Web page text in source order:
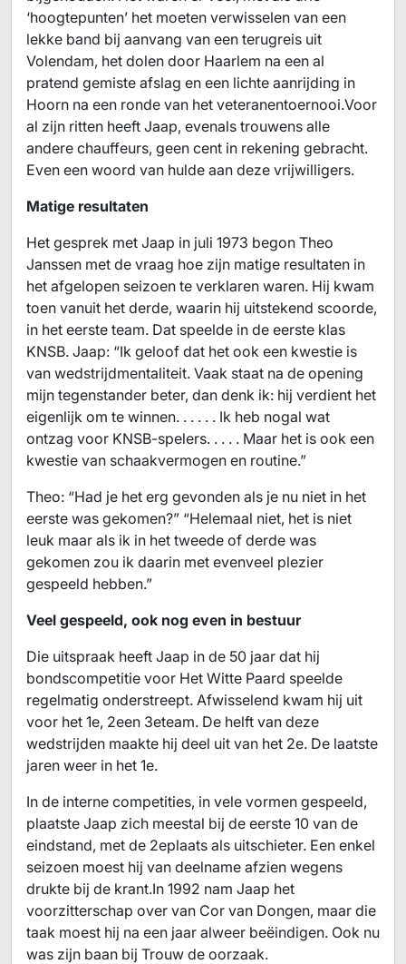
‘hoogtepunten’ het moeten verwisselen van een
lekke band bij aanvang van een terugreis uit
Volendam, het dolen door Haarlem na een al
pratend gemiste afslag en een lichte aanrijding in
Hoorn na een ronde van het veteranentoernooi.Voor
al zijn ritten heeft Jaap, evenals trouwens alle
andere chauffeurs, geen cent in rekening gebracht.
Even een woord van hulde aan deze vrijwilligers.
Matige resultaten
Het gesprek met Jaap in juli 1973 begon Theo
Janssen met de vraag hoe zijn matige resultaten in
het afgelopen seizoen te verklaren waren. Hij kwam
toen vanuit het derde, waarin hij uitstekend scoorde,
in het eerste team. Dat speelde in de eerste klas
KNSB. Jaap: “Ik geloof dat het ook een kwestie is
van wedstrijdmentaliteit. Vaak staat na de opening
mijn tegenstander beter, dan denk ik: hij verdient het
eigenlijk om te winnen. . . . . . Ik heb nogal wat
ontzag voor KNSB-spelers. . . . . Maar het is ook een
kwestie van schaakvermogen en routine.”
Theo: “Had je het erg gevonden als je nu niet in het
eerste was gekomen?” “Helemaal niet, het is niet
leuk maar als ik in het tweede of derde was
gekomen zou ik daarin met evenveel plezier
gespeeld hebben.”
Veel gespeeld, ook nog even in bestuur
Die uitspraak heeft Jaap in de 50 jaar dat hij
bondscompetitie voor Het Witte Paard speelde
regelmatig onderstreept. Afwisselend kwam hij uit
voor het 1e, 2een 3eteam. De helft van deze
wedstrijden maakte hij deel uit van het 2e. De laatste
jaren weer in het 1e.
In de interne competities, in vele vormen gespeeld,
plaatste Jaap zich meestal bij de eerste 10 van de
eindstand, met de 2eplaats als uitschieter. Een enkel
seizoen moest hij van deelname afzien wegens
drukte bij de krant.In 1992 nam Jaap het
voorzitterschap over van Cor van Dongen, maar die
taak moest hij na een jaar alweer beëindigen. Ook nu
was zijn baan bij Trouw de oorzaak.